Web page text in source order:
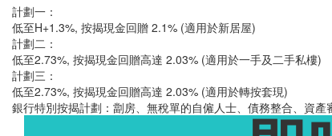
計劃一：
低至H+1.3%, 按揭現金回贈 2.1% (適用於新居屋)
計劃二：
低至2.73%, 按揭現金回贈高達 2.03% (適用於一手及二手私樓)
計劃三：
低至2.73%, 按揭現金回贈高達 2.03% (適用於轉按套現)
銀行特別按揭計劃：劏房、無稅單的自僱人士、債務整合、資